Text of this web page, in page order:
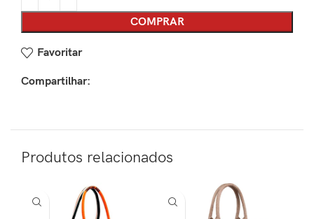
COMPRAR
Favoritar
Compartilhar:
Produtos relacionados